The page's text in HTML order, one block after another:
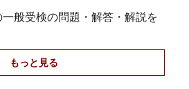
般受検の問題・解答・解説を
もっと見る